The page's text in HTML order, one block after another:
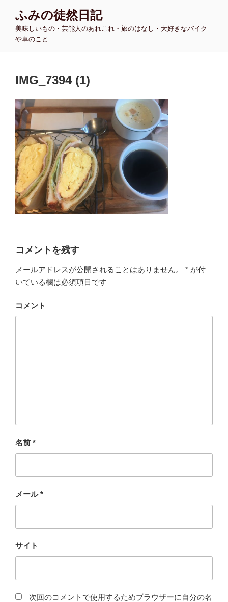
ふみの徒然日記
美味しいもの・芸能人のあれこれ・旅のはなし・大好きなバイク
や車のこと
IMG_7394 (1)
コメントを残す
メールアドレスが公開されることはありません。 * が付
いている欄は必須項目です
コメント
名前 *
メール*
サイト
次回のコメントで使用するためブラウザーに自分の名